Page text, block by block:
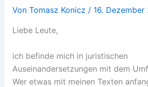
Von Tomasz Konicz / 16. Dezember
Liebe Leute,
ich befinde mich in juristischen
Auseinandersetzungen mit dem
Wer etwas mit meinen Texten